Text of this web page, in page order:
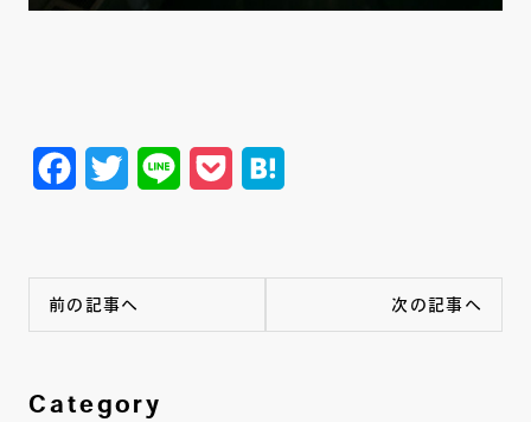
Facebook
TwitterLine Pocket
前の記事へ 次の記事へ
Category